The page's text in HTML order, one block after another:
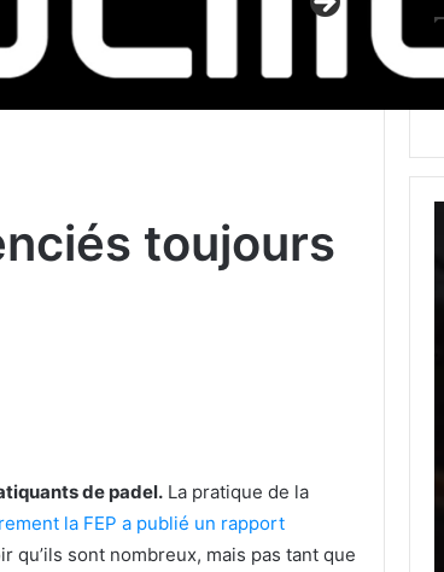
toujours
de padel. La pratique de la
la FEP a publié un rapport
qu’ils sont nombreux, mais pas tant que